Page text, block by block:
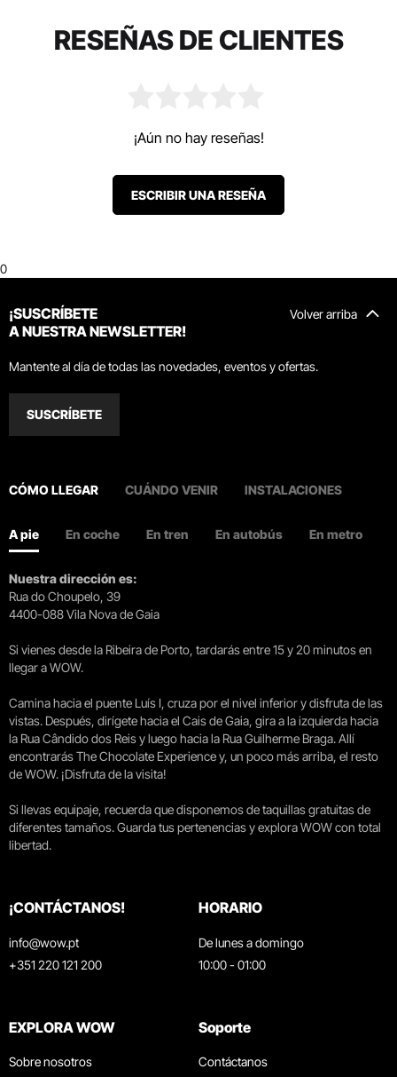
RESEÑAS DE CLIENTES
¡Aún no hay reseñas!
ESCRIBIR UNA RESEÑA
0
Volver arriba
¡SUSCRÍBETE
A NUESTRA NEWSLETTER!
Mantente al día de todas las novedades, eventos y ofertas.
SUSCRÍBETE
CÓMO LLEGAR CUÁNDO VENIR INSTALACIONES
A pie En coche En tren En autobús En metro
Nuestra dirección es:
Rua do Choupelo, 39
4400-088 Vila Nova de Gaia
Si vienes desde la Ribeira de Porto, tardarás entre 15 y 20 minutos en
llegar a WOW.
Camina hacia el puente Luís I, cruza por el nivel inferior y disfruta de las
vistas. Después, dirígete hacia el Cais de Gaia, gira a la izquierda hacia
la Rua Cândido dos Reis y luego hacia la Rua Guilherme Braga. Allí
encontrarás The Chocolate Experience y, un poco más arriba, el resto
de WOW. ¡Disfruta de la visita!
Si llevas equipaje, recuerda que disponemos de taquillas gratuitas de
diferentes tamaños. Guarda tus pertenencias y explora WOW con total
libertad.
¡CONTÁCTANOS!
info@wow.pt
+351 220 121 200
HORARIO
De lunes a domingo
10:00 - 01:00
EXPLORA WOW
Sobre nosotros
Soporte
Contáctanos